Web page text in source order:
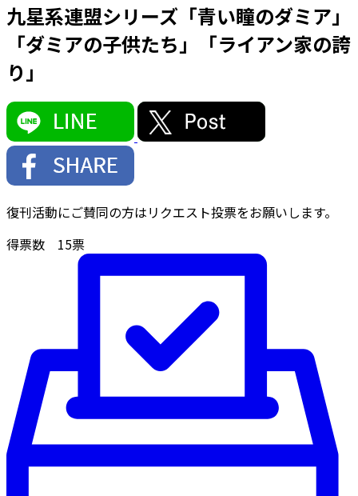
九星系連盟シリーズ「青い瞳のダミア」
「ダミアの子供たち」「ライアン家の誇
り」
復刊活動にご賛同の方はリクエスト投票をお願いします。
得票数 15票